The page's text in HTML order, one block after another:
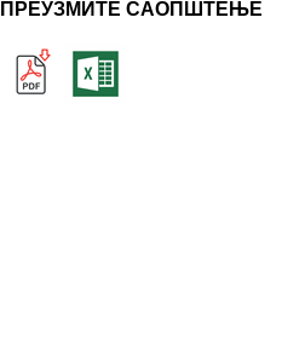
ПРЕУЗМИТЕ САОПШТЕЊЕ